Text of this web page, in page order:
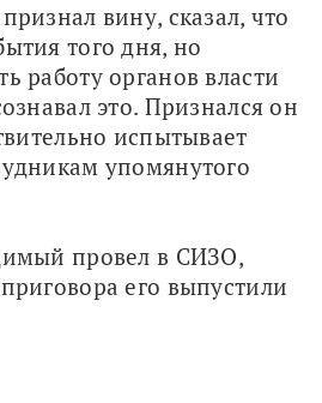
вину, сказал, что
того дня, но
работу органов власти
это. Признался он
испытывает
упомянутого
провел в СИЗО,
его выпустили